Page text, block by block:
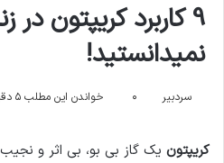
9 کاربرد کریپتون در
نمیدانستید!
سردبیر ۰ خواندن این مطلب ۵ دقیقه زمان میبرد
کریپتون یک گاز بی بو، بی اثر و